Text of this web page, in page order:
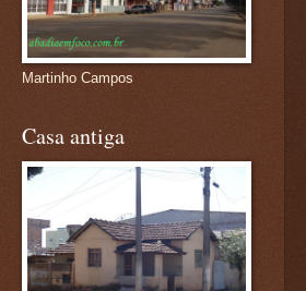
Martinho Campos
Casa antiga